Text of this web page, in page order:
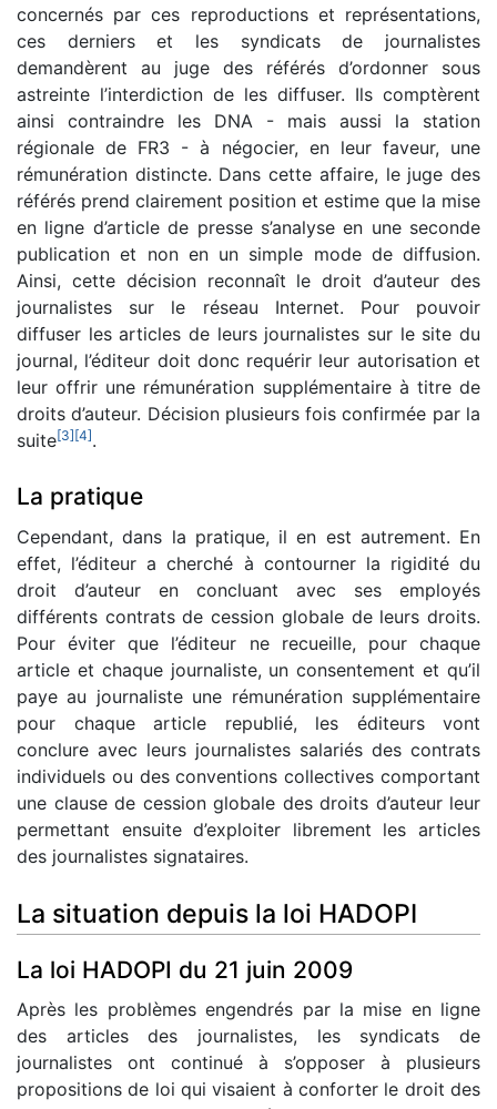
concernés par ces reproductions et représentations,
ces derniers et les syndicats de journalistes
demandèrent au juge des référés d’ordonner sous
astreinte l’interdiction de les diffuser. Ils comptèrent
ainsi contraindre les DNA - mais aussi la station
régionale de FR3 - à négocier, en leur faveur, une
rémunération distincte. Dans cette affaire, le juge des
référés prend clairement position et estime que la mise
en ligne d’article de presse s’analyse en une seconde
publication et non en un simple mode de diffusion.
Ainsi, cette décision reconnaît le droit d’auteur des
journalistes sur le réseau Internet. Pour pouvoir
diffuser les articles de leurs journalistes sur le site du
journal, l’éditeur doit donc requérir leur autorisation et
leur offrir une rémunération supplémentaire à titre de
droits d’auteur. Décision plusieurs fois confirmée par la
suite[3][4].
La pratique
Cependant, dans la pratique, il en est autrement. En
effet, l’éditeur a cherché à contourner la rigidité du
droit d’auteur en concluant avec ses employés
différents contrats de cession globale de leurs droits.
Pour éviter que l’éditeur ne recueille, pour chaque
article et chaque journaliste, un consentement et qu’il
paye au journaliste une rémunération supplémentaire
pour chaque article republié, les éditeurs vont
conclure avec leurs journalistes salariés des contrats
individuels ou des conventions collectives comportant
une clause de cession globale des droits d’auteur leur
permettant ensuite d’exploiter librement les articles
des journalistes signataires.
La situation depuis la loi HADOPI
La loi HADOPI du 21 juin 2009
Après les problèmes engendrés par la mise en ligne
des articles des journalistes, les syndicats de
journalistes ont continué à s’opposer à plusieurs
propositions de loi qui visaient à conforter le droit des